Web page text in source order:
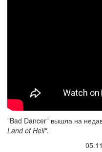
"Bad Dancer" вышла на
Land of Hell".